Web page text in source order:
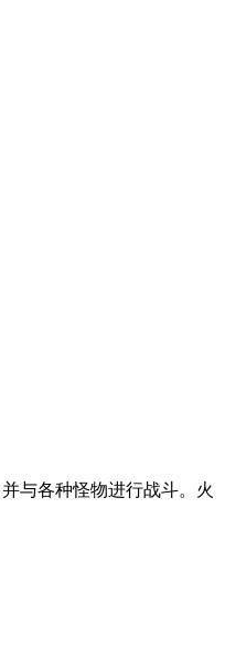
与各种怪物进行战斗。火